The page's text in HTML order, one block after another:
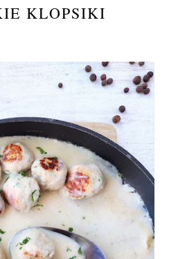
KLOPSIKI